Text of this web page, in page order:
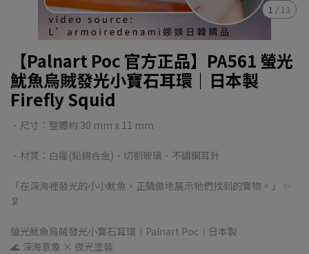
1 / 13
【Palnart Poc 官方正品】PA561 螢光
魷魚烏賊發光小寶石耳環｜日本製
Firefly Squid
．尺寸：整體約 30 mm x 11 mm
．材質：白鑞(鉛錫合金)．切割玻璃．不鏽鋼耳針
「在深海裡發光的小小魷魚，正驕傲地展示牠們找到的寶物。」 ✨
🦑
螢光魷魚烏賊發光小寶石耳環｜Palnart Poc｜日本製
🌊 深海意象 × 夜光塗裝